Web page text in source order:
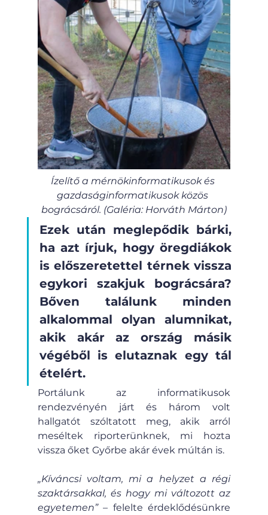
Ízelítő a mérnökinformatikusok és
gazdaságinformatikusok közös
bográcsáról. (Galéria: Horváth Márton)
Ezek után meglepődik bárki,
ha azt írjuk, hogy öregdiákok
is előszeretettel térnek vissza
egykori szakjuk bográcsára?
Bőven találunk minden
alkalommal olyan alumnikat,
akik akár az ország másik
végéből is elutaznak egy tál
ételért.
Portálunk az informatikusok
rendezvényén járt és három volt
hallgatót szóltatott meg, akik arról
meséltek riporterünknek, mi hozta
vissza őket Győrbe akár évek múltán is.
„Kíváncsi voltam, mi a helyzet a régi
szaktársakkal, és hogy mi változott az
egyetemen” – felelte érdeklődésünkre